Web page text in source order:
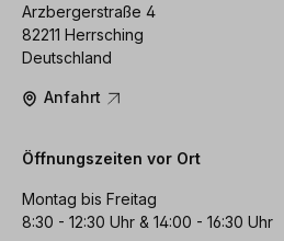
Arzbergerstraße 4
82211 Herrsching
Deutschland
Anfahrt
Öffnungszeiten vor Ort
Montag bis Freitag
8:30 - 12:30 Uhr & 14:00 - 16:30 Uhr